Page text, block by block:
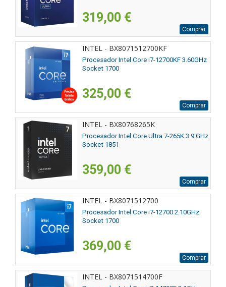
319,00 €
Comprar
INTEL - BX8071512700KF
Procesador Intel Core i7-12700KF 3.60GHz
Socket 1700
325,00 €
Comprar
INTEL - BX80768265K
Procesador Intel Core Ultra 7-265K 3.9 GHz
Socket 1851
359,00 €
Comprar
INTEL - BX8071512700
Procesador Intel Core i7-12700 2.10GHz
Socket 1700
369,00 €
Comprar
INTEL - BX8071514700F